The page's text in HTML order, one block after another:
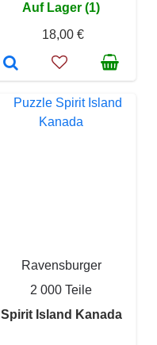
Auf Lager (1)
18,00 €
Ravensburger
2 000 Teile
Spirit Island Kanada